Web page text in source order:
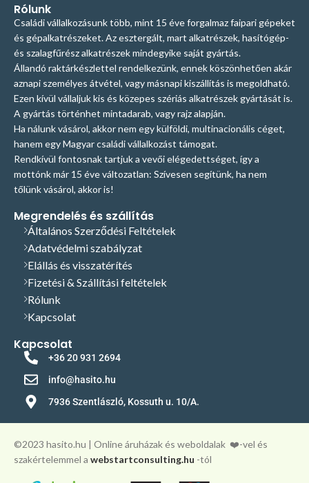
Rólunk
Családi vállalkozásunk több, mint 15 éve forgalmaz faipari gépeket
és gépalkatrészeket. Az esztergált, mart alkatrészek, hasítógép-
és szalagfűrész alkatrészek mindegyike saját gyártás.
Állandó raktárkészlettel rendelkezünk, ennek köszönhetően akár
aznapi személyes átvétel, vagy másnapi kiszállítás is megoldható.
Ezen kívül vállaljuk kis és közepes szériás alkatrészek gyártását is.
A gyártás történhet mintadarab, vagy rajz alapján.
Ha nálunk vásárol, akkor nem egy külföldi, multinacionális céget,
hanem egy Magyar családi vállalkozást támogat.
Rendkívül fontosnak tartjuk a vevői elégedettséget, így a
mottónk már 15 éve változatlan: Szívesen segítünk, ha nem
tőlünk vásárol, akkor is!
Megrendelés és szállítás
Általános Szerződési Feltételek
Adatvédelmi szabályzat
Elállás és visszatérítés
Fizetési & Szállítási feltételek
Rólunk
Kapcsolat
Kapcsolat
+36 20 931 2694
info@hasito.hu
7936 Szentlászló, Kossuth u. 10/A.
©️2023 hasito.hu | Online áruházak és weboldalak ❤️-vel és
szakértelemmel a webstartconsulting.hu -tól